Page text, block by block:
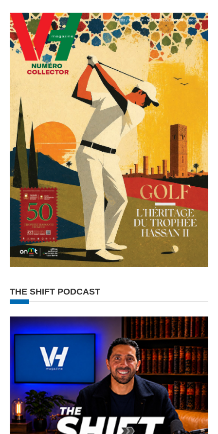
THE SHIFT PODCAST